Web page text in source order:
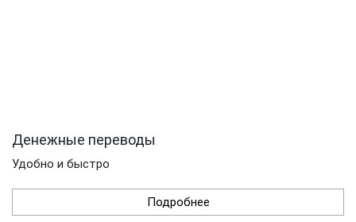
Денежные переводы
Удобно и быстро
Подробнее